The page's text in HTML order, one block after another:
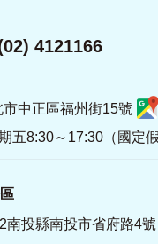
4121166
中正區福州街15號
五8:30～17:30（國定假
南投縣南投市省府路4號